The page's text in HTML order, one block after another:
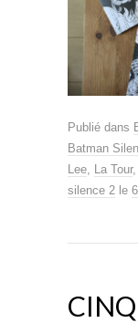
Publié dans
Batman
Lee
La Tour,
silence 2 le